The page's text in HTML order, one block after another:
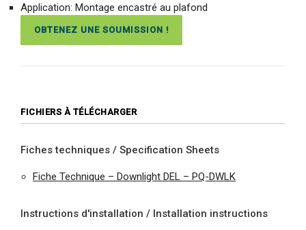
Application: Montage encastré au plafond
OBTENEZ UNE SOUMISSION !
FICHIERS À TÉLÉCHARGER
Fiches techniques / Specification Sheets
Fiche Technique – Downlight DEL – PQ-DWLK
Instructions d'installation / Installation instructions